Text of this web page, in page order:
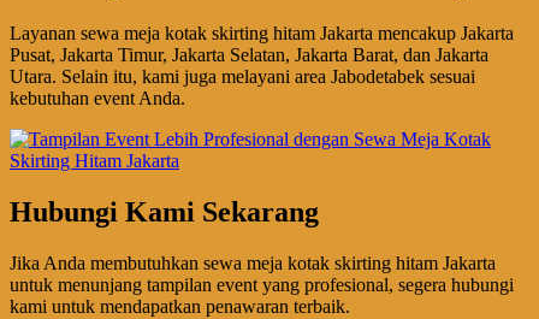
Layanan sewa meja kotak skirting hitam Jakarta mencakup Jakarta
Pusat, Jakarta Timur, Jakarta Selatan, Jakarta Barat, dan Jakarta
Utara. Selain itu, kami juga melayani area Jabodetabek sesuai
kebutuhan event Anda.
Hubungi Kami Sekarang
Jika Anda membutuhkan sewa meja kotak skirting hitam Jakarta
untuk menunjang tampilan event yang profesional, segera hubungi
kami untuk mendapatkan penawaran terbaik.